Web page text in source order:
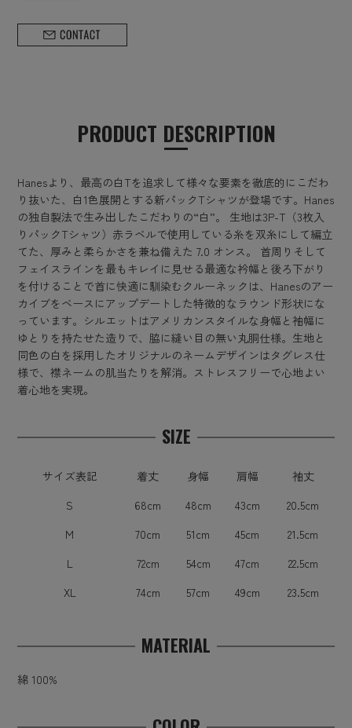
PRODUCT DESCRIPTION
Hanesより、最高の白Tを追求して様々な要素を徹底的にこだわ
り抜いた、白1色展開とする新パックTシャツが登場です。Hanes
の独自製法で生み出したこだわりの“白”。 生地は3P-T（3枚入
りパックTシャツ）赤ラベルで使用している糸を双糸にして編立
てた、厚みと柔らかさを兼ね備えた 7.0 オンス。 首周りそして
フェイスラインを最もキレイに見せる最適な衿幅と後ろ下がり
を付けることで首に快適に馴染むクルーネックは、Hanesのアー
カイブをベースにアップデートした特徴的なラウンド形状にな
っています。シルエットはアメリカンスタイルな身幅と袖幅に
ゆとりを持たせた造りで、脇に縫い目の無い丸胴仕様。生地と
同色の白を採用したオリジナルのネームデザインはタグレス仕
様で、襟ネームの肌当たりを解消。ストレスフリーで心地よい
着心地を実現。
SIZE
サイズ表記 着丈 身幅 肩幅
袖丈
S
68cm 48cm 43cm
20.5cm
M
70cm 51cm 45cm
21.5cm
L
72cm 54cm 47cm
22.5cm
XL
74cm 57cm 49cm 23.5cm
MATERIAL
綿 100%